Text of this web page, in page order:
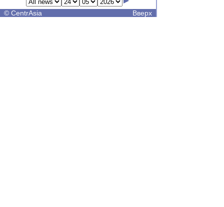
© CentrAsia Вверх